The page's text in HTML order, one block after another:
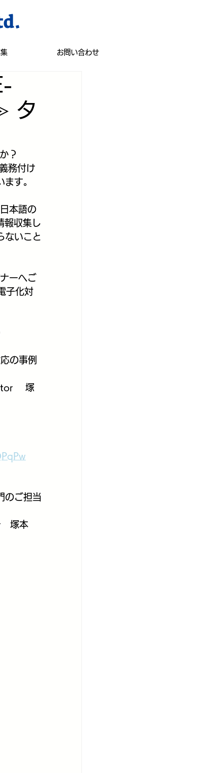
お問い合わせ
タ
？
務付け
す。
本語の
報収集し
ないこと
ーへご
子化対
事例
　 塚
のご担当
　塚本